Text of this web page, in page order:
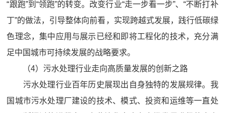
“跟跑”到“领跑”的转变。改变行业“走一步看一步”、“不断打补
丁”的做法，引导整体向前看，实现跨越式发展，践行低碳绿
色理念，集中应用与展示已经和即将工程化的技术，充分满
足中国城市可持续发展的战略要求。
（4）污水处理行业走向高质量发展的创新之路
污水处理行业百年历史展现出自身独特的发展规律。我
国城市污水处理厂建设的技术、模式、投资和运维等一直处